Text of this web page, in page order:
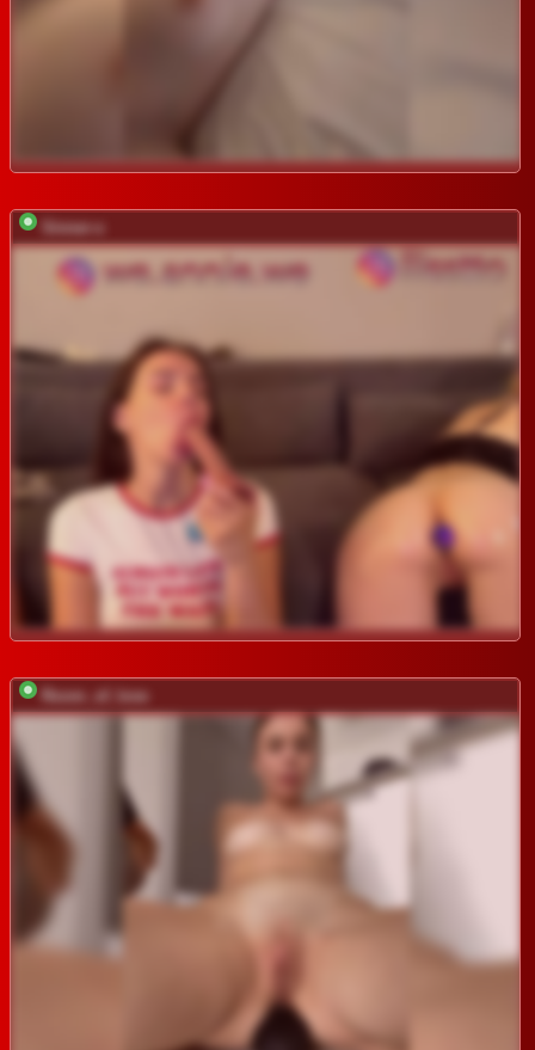
Sinner-s
Room_of_love